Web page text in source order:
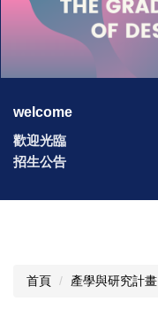
welcome
歡迎光臨
招生公告
首頁 產學與研究計畫